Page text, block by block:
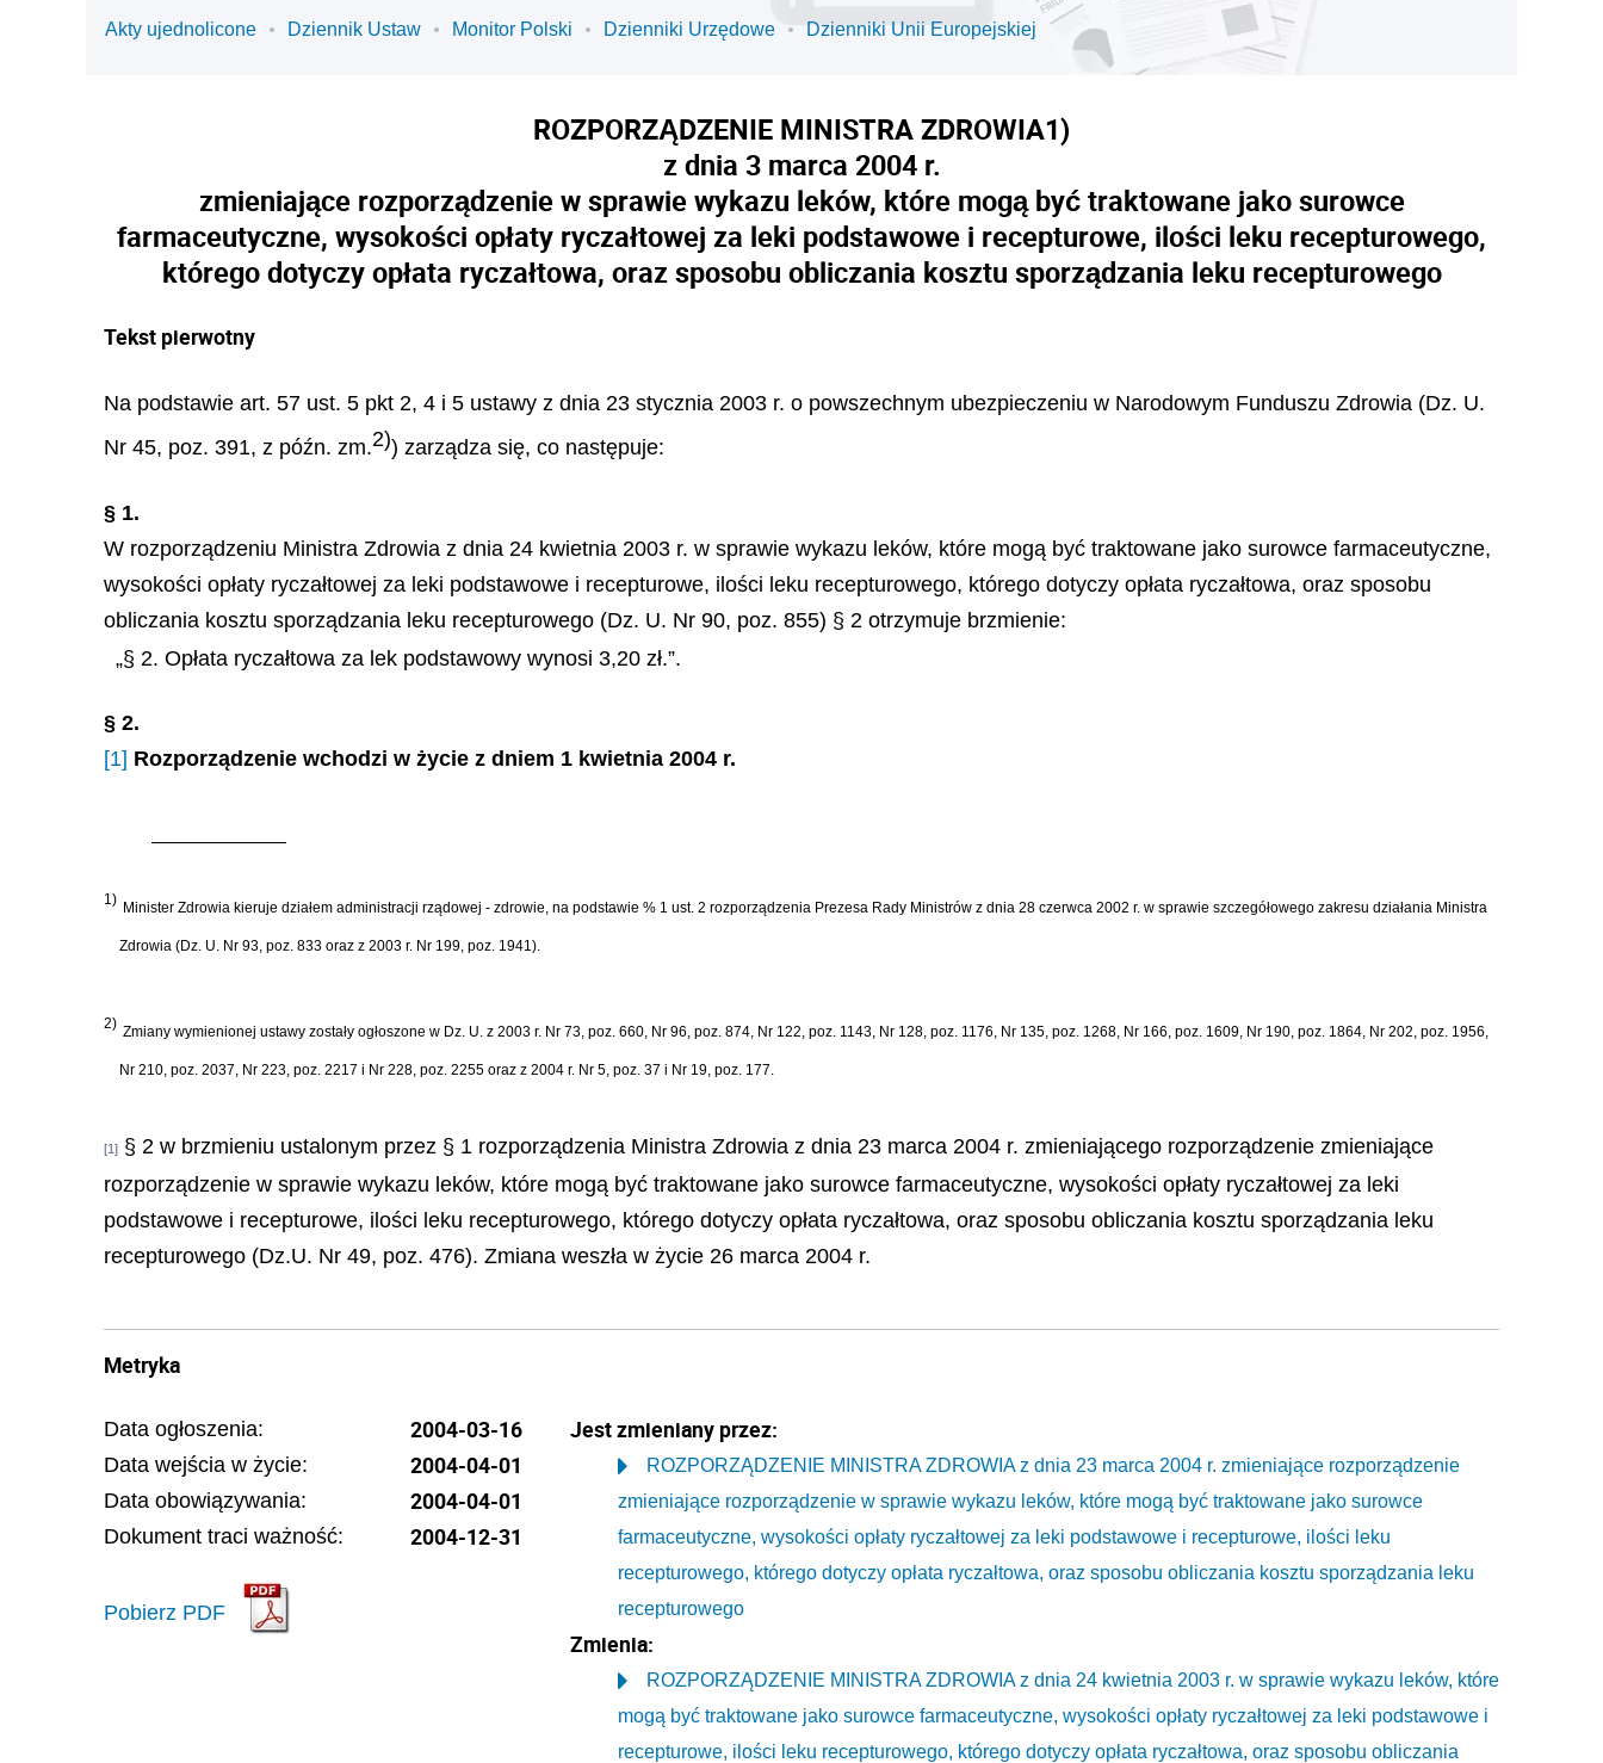
Akty ujednolicone Dziennik Ustaw Monitor Polski Dzienniki Urzędowe Dzienniki Unii Europejskiej
ROZPORZĄDZENIE MINISTRA ZDROWIA1)
z dnia 3 marca 2004 r.
zmieniające rozporządzenie w sprawie wykazu leków, które mogą być traktowane jako surowce
farmaceutyczne, wysokości opłaty ryczałtowej za leki podstawowe i recepturowe, ilości leku recepturowego,
którego dotyczy opłata ryczałtowa, oraz sposobu obliczania kosztu sporządzania leku recepturowego
Tekst pierwotny
Na podstawie art. 57 ust. 5 pkt 2, 4 i 5 ustawy z dnia 23 stycznia 2003 r. o powszechnym ubezpieczeniu w Narodowym Funduszu Zdrowia (Dz. U.
Nr 45, poz. 391, z późn. zm.2)) zarządza się, co następuje:
§ 1.
W rozporządzeniu Ministra Zdrowia z dnia 24 kwietnia 2003 r. w sprawie wykazu leków, które mogą być traktowane jako surowce farmaceutyczne,
wysokości opłaty ryczałtowej za leki podstawowe i recepturowe, ilości leku recepturowego, którego dotyczy opłata ryczałtowa, oraz sposobu
obliczania kosztu sporządzania leku recepturowego (Dz. U. Nr 90, poz. 855) § 2 otrzymuje brzmienie:
„§ 2. Opłata ryczałtowa za lek podstawowy wynosi 3,20 zł.”.
§ 2.
[1] Rozporządzenie wchodzi w życie z dniem 1 kwietnia 2004 r.
1) Minister Zdrowia kieruje działem administracji rządowej - zdrowie, na podstawie % 1 ust. 2 rozporządzenia Prezesa Rady Ministrów z dnia 28 czerwca 2002 r. w sprawie szczegółowego zakresu działania Ministra
Zdrowia (Dz. U. Nr 93, poz. 833 oraz z 2003 r. Nr 199, poz. 1941).
2) Zmiany wymienionej ustawy zostały ogłoszone w Dz. U. z 2003 r. Nr 73, poz. 660, Nr 96, poz. 874, Nr 122, poz. 1143, Nr 128, poz. 1176, Nr 135, poz. 1268, Nr 166, poz. 1609, Nr 190, poz. 1864, Nr 202, poz. 1956,
Nr 210, poz. 2037, Nr 223, poz. 2217 i Nr 228, poz. 2255 oraz z 2004 r. Nr 5, poz. 37 i Nr 19, poz. 177.
[1] § 2 w brzmieniu ustalonym przez § 1 rozporządzenia Ministra Zdrowia z dnia 23 marca 2004 r. zmieniającego rozporządzenie zmieniające
rozporządzenie w sprawie wykazu leków, które mogą być traktowane jako surowce farmaceutyczne, wysokości opłaty ryczałtowej za leki
podstawowe i recepturowe, ilości leku recepturowego, którego dotyczy opłata ryczałtowa, oraz sposobu obliczania kosztu sporządzania leku
recepturowego (Dz.U. Nr 49, poz. 476). Zmiana weszła w życie 26 marca 2004 r.
Metryka
Data ogłoszenia: 2004-03-16
Data wejścia w życie: 2004-04-01
Data obowiązywania: 2004-04-01
Dokument traci ważność: 2004-12-31
Pobierz PDF
Jest zmieniany przez:
ROZPORZĄDZENIE MINISTRA ZDROWIA z dnia 23 marca 2004 r. zmieniające rozporządzenie
zmieniające rozporządzenie w sprawie wykazu leków, które mogą być traktowane jako surowce
farmaceutyczne, wysokości opłaty ryczałtowej za leki podstawowe i recepturowe, ilości leku
recepturowego, którego dotyczy opłata ryczałtowa, oraz sposobu obliczania kosztu sporządzania leku
recepturowego
Zmienia:
ROZPORZĄDZENIE MINISTRA ZDROWIA z dnia 24 kwietnia 2003 r. w sprawie wykazu leków, które
mogą być traktowane jako surowce farmaceutyczne, wysokości opłaty ryczałtowej za leki podstawowe i
recepturowe, ilości leku recepturowego, którego dotyczy opłata ryczałtowa, oraz sposobu obliczania